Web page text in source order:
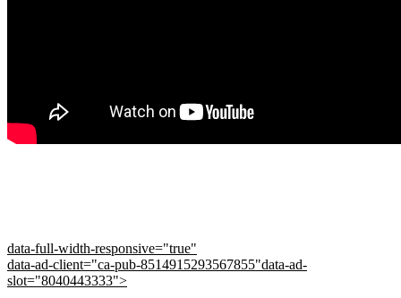
data-full-width-responsive="true"
data-ad-client="ca-pub-8514915293567855"data-ad-
slot="8040443333">